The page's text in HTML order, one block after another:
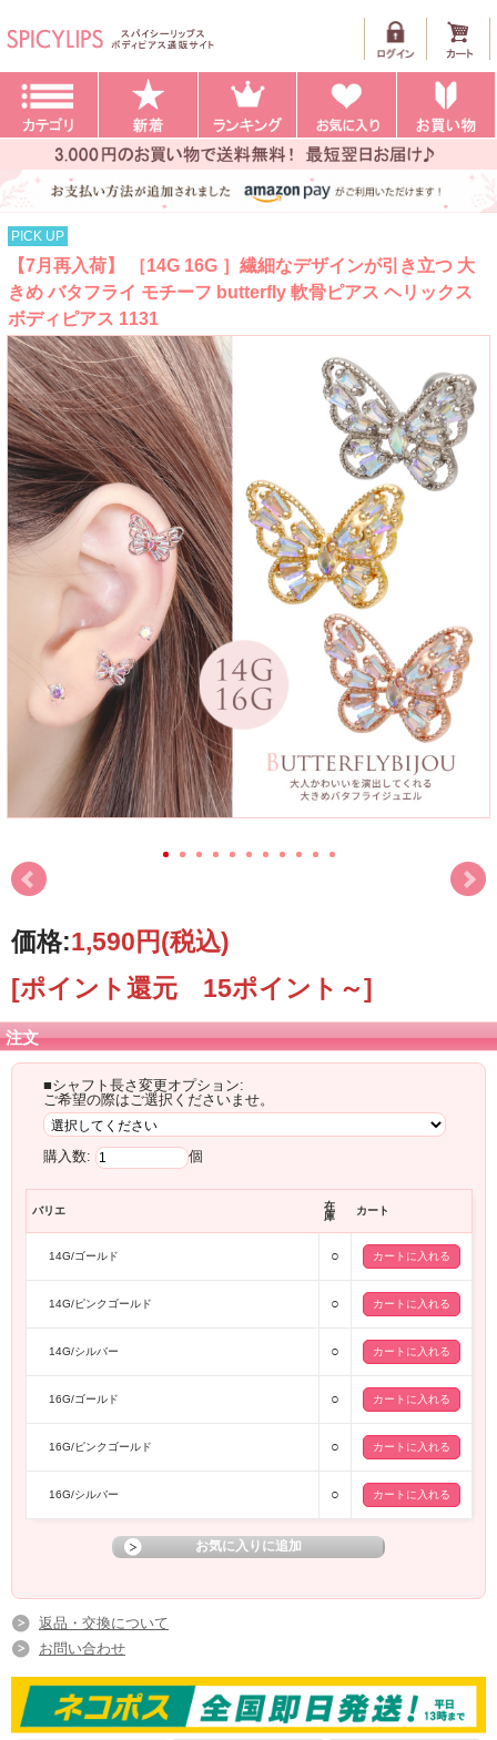
PICK UP
【7月再入荷】 ［14G 16G ］繊細なデザインが引き立つ 大
きめ バタフライ モチーフ butterfly 軟骨ピアス ヘリックス
ボディピアス 1131
価格:1,590円(税込)
[ポイント還元 15ポイント～]
注文
■シャフト長さ変更オプション:
ご希望の際はご選択くださいませ。
購入数: 個
バリエ
在
庫
カート
14G/ゴールド ○
14G/ピンクゴールド ○
14G/シルバー ○
16G/ゴールド ○
16G/ピンクゴールド ○
16G/シルバー ○
返品・交換について
お問い合わせ